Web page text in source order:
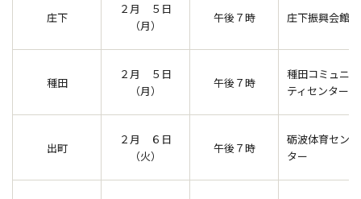
庄下
２月 ５日
（月）
午後７時 庄下振興会館
種田
２月 ５日
（月）
午後７時
種田コミュニ
ティセンター
出町
２月 ６日
（火）
午後７時
砺波体育セン
ター